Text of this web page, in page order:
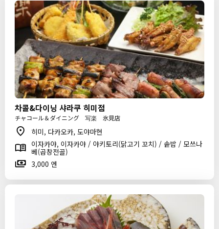
차콜&다이닝 샤라쿠 히미점
チャコール＆ダイニング 写楽 氷見店
히미, 다카오카, 도야마현
이자카야, 이자카야 / 야키토리(닭고기 꼬치) / 솥밥 / 모쓰나
베(곱창전골)
3,000 엔